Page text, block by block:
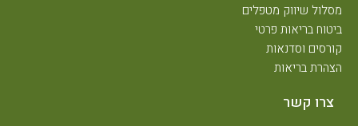
מסלול שיווק מטפלים
ביטוח בריאות פרטי
קורסים וסדנאות
הצהרת בריאות
צרו קשר